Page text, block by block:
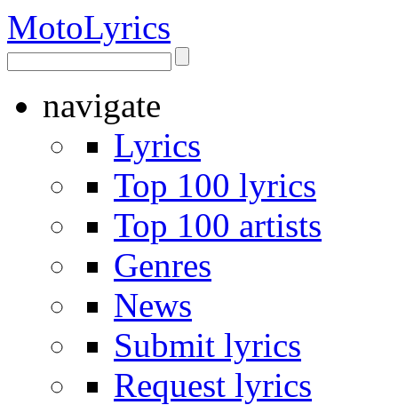
MotoLyrics
navigate
Lyrics
Top 100 lyrics
Top 100 artists
Genres
News
Submit lyrics
Request lyrics